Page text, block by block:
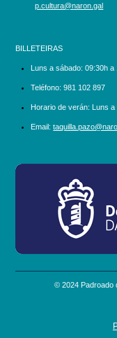
p.cultura@naron.gal
BILLETEIRAS
Luns a sábado: 09:30h a
Teléfono: 981 102 897
Horario de verán: Luns a
Email:
© 2024 Padroado